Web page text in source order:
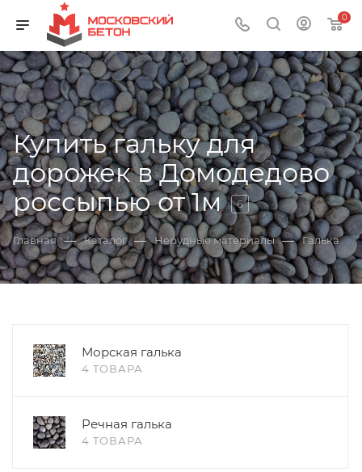
0
Купить гальку для
дорожек в Домодедово
россыпью от 1м
6
Главная — Каталог — Нерудные материалы — Галька
Морская галька
4 ТОВАРА
Речная галька
4 ТОВАРА